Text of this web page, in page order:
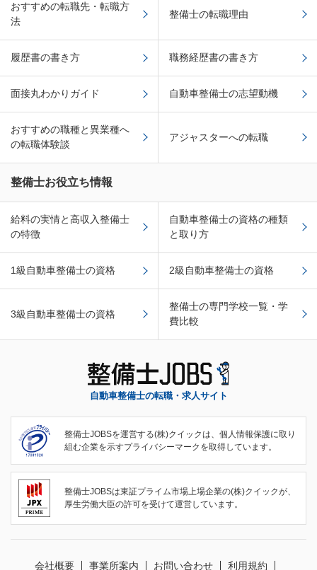
おすすめの転職先・転職方
法
整備士の転職理由
履歴書の書き方 職務経歴書の書き方
面接丸わかりガイド 自動車整備士の志望動機
おすすめの職種と異業種へ
の転職体験談
アジャスターへの転職
整備士お役立ち情報
給料の実情と高収入整備士
の特徴
自動車整備士の資格の種類
と取り方
1級自動車整備士の資格 2級自動車整備士の資格
3級自動車整備士の資格
整備士の専門学校一覧・学
費比較
自動車整備士の転職・求人サイト
整備士JOBSを運営する(株)クイックは、個人情報保護に取り
組む企業を示すプライバシーマークを取得しています。
整備士JOBSは東証プライム市場上場企業の(株)クイックが、
厚生労働大臣の許可を受けて運営しています。
会社概要 事業所案内 お問い合わせ 利用規約